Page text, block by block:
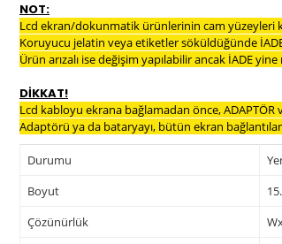
NOT:
Lcd ekran/dokunmatik ürünlerinin cam yüzeyleri
Koruyucu jelatin veya etiketler söküldüğünde
Ürün arızalı ise değişim yapılabilir ancak İADE
DİKKAT!
Lcd kabloyu ekrana bağlamadan önce, ADAPTÖR
Adaptörü ya da bataryayı, bütün ekran
Durumu
Boyut
Çözünürlük